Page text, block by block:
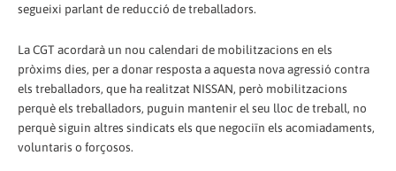
segueixi parlant de reducció de treballadors.
La CGT acordarà un nou calendari de mobilitzacions en els
pròxims dies, per a donar resposta a aquesta nova agressió contra
els treballadors, que ha realitzat NISSAN, però mobilitzacions
perquè els treballadors, puguin mantenir el seu lloc de treball, no
perquè siguin altres sindicats els que negociïn els acomiadaments,
voluntaris o forçosos.